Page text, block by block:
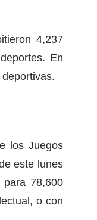
4,237
En
los Juegos
este lunes
78,600
o con